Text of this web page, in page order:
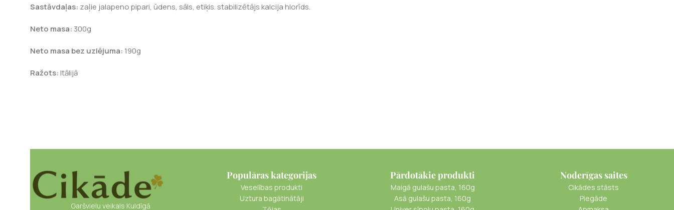
Sastāvdaļas: zaļie jalapeno pipari, ūdens, sāls, etiķis. stabilizētājs kalcija hlorīds.
Neto masa: 300g
Neto masa bez uzlējuma: 190g
Ražots:Itālijā
Garšvielu veikals Kuldīgā
Populāras kategorijas
Veselības produkti
Uztura bagātinātāji
Pārdotākie produkti
Maigā gulašu pasta, 160g
Asā gulašu pasta, 160g
Noderīgas saites
Cikādes stāsts
Piegāde